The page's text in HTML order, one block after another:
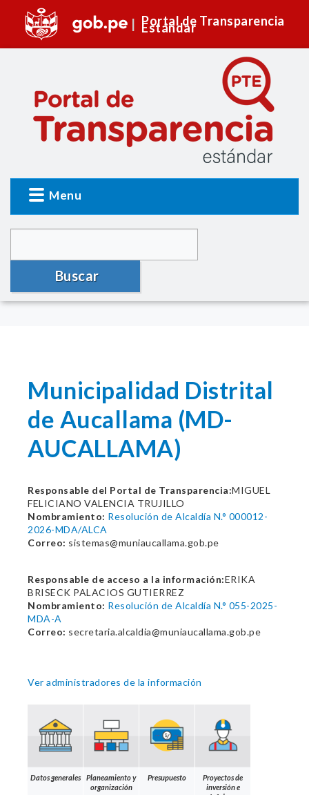
Portal de Transparencia
Estándar
Menu
Buscar
Municipalidad Distrital
de Aucallama (MD-
AUCALLAMA)
Responsable del Portal de Transparencia:MIGUEL
FELICIANO VALENCIA TRUJILLO
Nombramiento: Resolución de Alcaldía N.° 000012-
2026-MDA/ALCA
Correo: sistemas@muniaucallama.gob.pe
Responsable de acceso a la información:ERIKA
BRISECK PALACIOS GUTIERREZ
Nombramiento: Resolución de Alcaldía N.° 055-2025-
MDA-A
Correo: secretaria.alcaldia@muniaucallama.gob.pe
Ver administradores de la información
Datos generales
Planeamiento y
organización
Presupuesto
Proyectos de
inversión e